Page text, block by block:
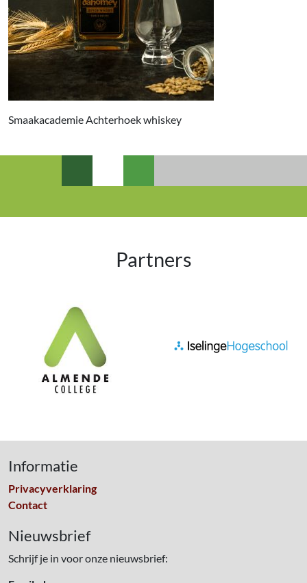
Smaakacademie Achterhoek whiskey
Partners
Informatie
Privacyverklaring
Contact
Nieuwsbrief
Schrijf je in voor onze nieuwsbrief: